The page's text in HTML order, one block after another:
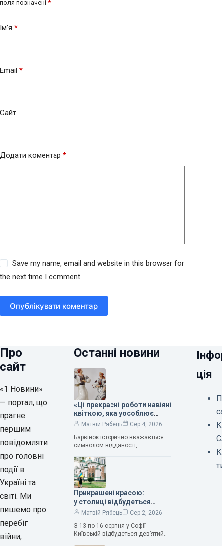
поля позначені *
Ім’я *
Email *
Сайт
Додати коментар *
Save my name, email and website in this browser for
the next time I comment.
Опублікувати коментар
Про
сайт
«1 Новини»
— портал, що
прагне
першим
повідомляти
про головні
події в
Україні та
світі. Ми
пишемо про
перебіг
війни,
Останні новини
«Ці прекрасні роботи навіяні
квіткою, яка уособлює
нескінченне кохання», —
Людмила Карпінська-
Романюк
Матвій Рябець
Сер 4, 2026
Барвінок історично вважається
символом відданості,
та тривалого подружнього союзу.
Саме тому ця рослина надихала і
продовжує надихати митців на
Прикрашені красою:
у столиці відбудеться
дев’ятий фестиваль
Матвій Рябець
Сер 2, 2026
З 13 по 16 серпня у Софії
Київській відбудеться дев’ятий
ція